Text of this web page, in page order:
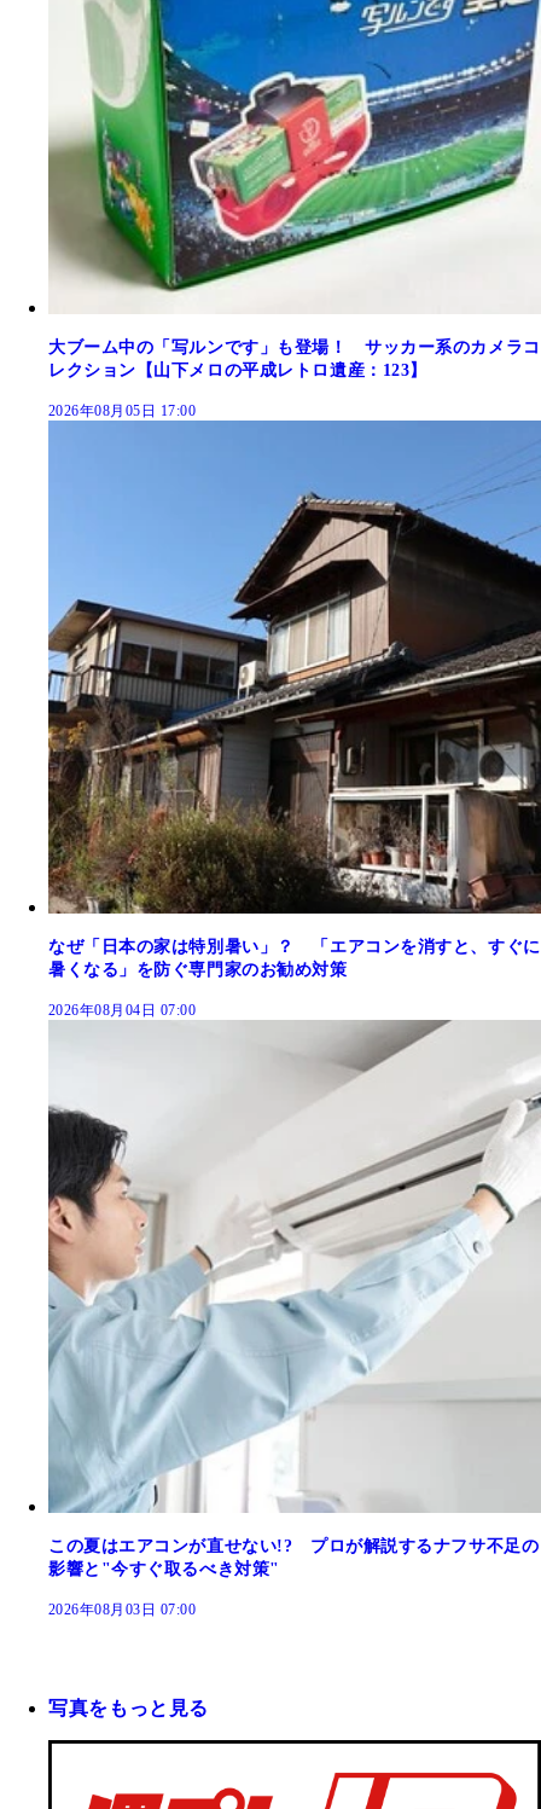
大ブーム中の「写ルンです」も登場！ サッカー系のカメラコ
レクション【山下メロの平成レトロ遺産：123】
2026年08月05日 17:00
なぜ「日本の家は特別暑い」？ 「エアコンを消すと、すぐに
暑くなる」を防ぐ専門家のお勧め対策
2026年08月04日 07:00
この夏はエアコンが直せない!? プロが解説するナフサ不足の
影響と"今すぐ取るべき対策"
2026年08月03日 07:00
写真をもっと見る